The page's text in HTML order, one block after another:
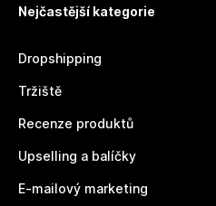
Nejčastější kategorie
Dropshipping
Tržiště
Recenze produktů
Upselling a balíčky
E-mailový marketing